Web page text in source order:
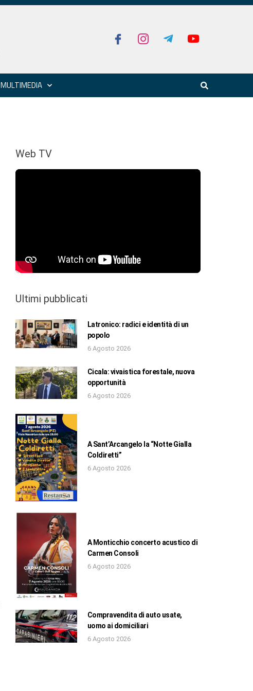
MULTIMEDIA
Web TV
Ultimi pubblicati
Latronico: radici e identità di un
popolo
6 Agosto 2026
Cicala: vivaistica forestale, nuova
opportunità
6 Agosto 2026
A Sant’Arcangelo la “Notte Gialla
Coldiretti”
6 Agosto 2026
A Monticchio concerto acustico di
Carmen Consoli
6 Agosto 2026
Compravendita di auto usate,
uomo ai domiciliari
6 Agosto 2026